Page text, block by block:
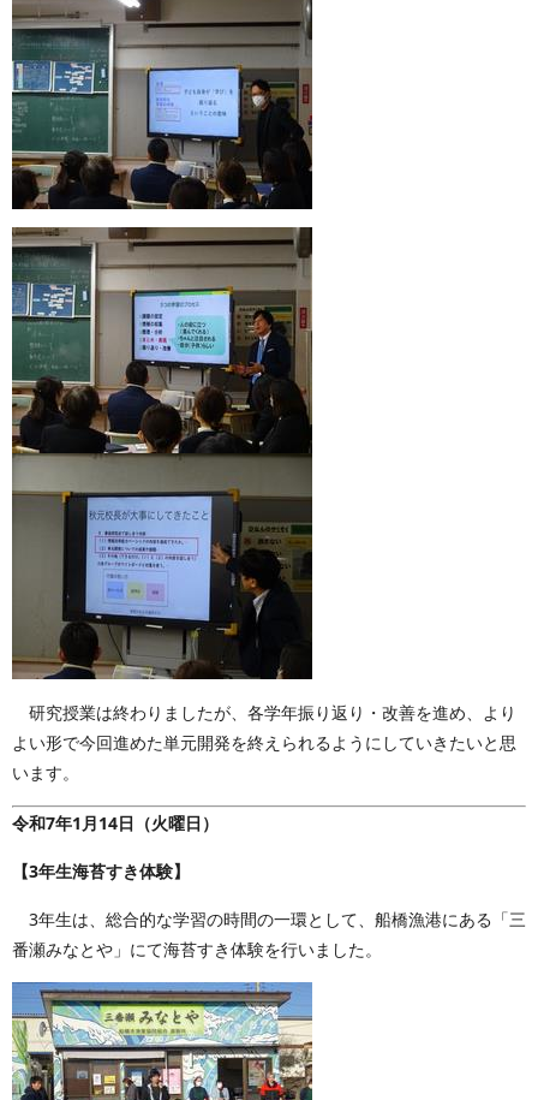
研究授業は終わりましたが、各学年振り返り・改善を進め、より
よい形で今回進めた単元開発を終えられるようにしていきたいと思
います。
令和7年1月14日（火曜日）
【3年生海苔すき体験】
3年生は、総合的な学習の時間の一環として、船橋漁港にある「三
番瀬みなとや」にて海苔すき体験を行いました。